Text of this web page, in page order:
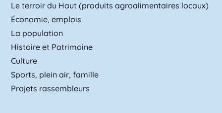
Le terroir du Haut (produits agroalimentaires locaux)
Économie, emplois
La population
Histoire et Patrimoine
Culture
Sports, plein air, famille
Projets rassembleurs